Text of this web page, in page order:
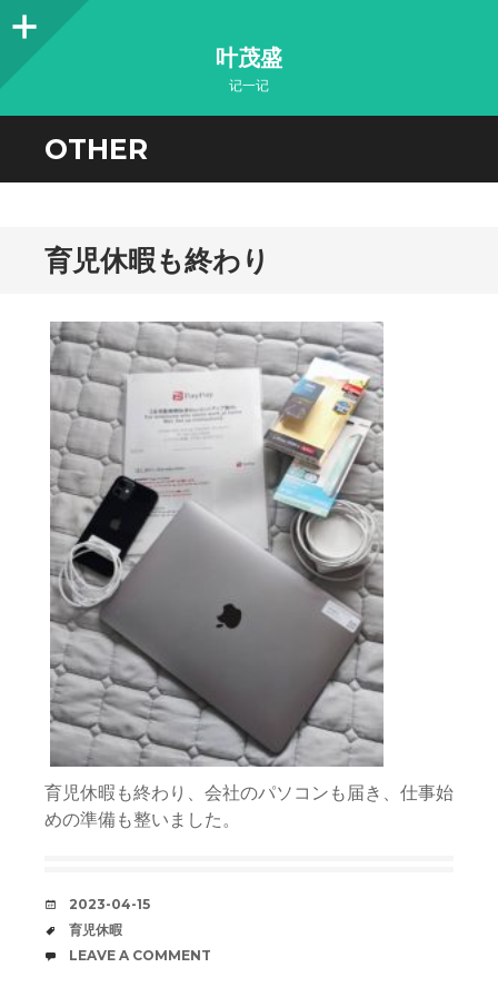
Sidebar
叶茂盛
记一记
OTHER
育児休暇も終わり
育児休暇も終わり、会社のパソコンも届き、仕事始
めの準備も整いました。
DATE
2023-04-15
TAGS
育児休暇
COMMENTS
LEAVE A COMMENT